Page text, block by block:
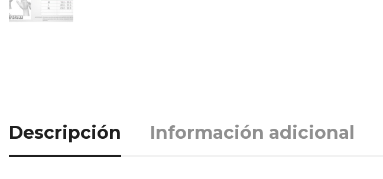
Descripción Información adicional